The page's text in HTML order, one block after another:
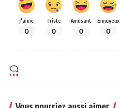
J'aime
0
Triste
0
Amusant
0
Ennuyeux
0